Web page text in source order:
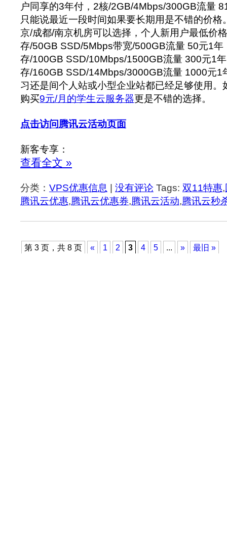
户同享的3年付，2核/2GB/4Mbps/300GB流量
只能说最近一段时间如果要长期用是不错的价格
京/成都/南京机房可以选择，个人新用户最低价
存/50GB SSD/5Mbps带宽/500GB流量 50元1年
存/100GB SSD/10Mbps/1500GB流量 300元1
存/160GB SSD/14Mbps/3000GB流量 1000元1
习还是间个人站或小型企业站都已经足够使用。
购买9元/月的学生云服务器更是不错的选择。
点击访问腾讯云活动页面
新客专享：
查看全文 »
分类： VPS优惠信息 | 没有评论 Tags: 双11特惠,
腾讯云优惠,腾讯云优惠券,腾讯云活动,腾讯云秒
第 3 页，共 8 页 « 1 2 3 4 5 » 最旧 »